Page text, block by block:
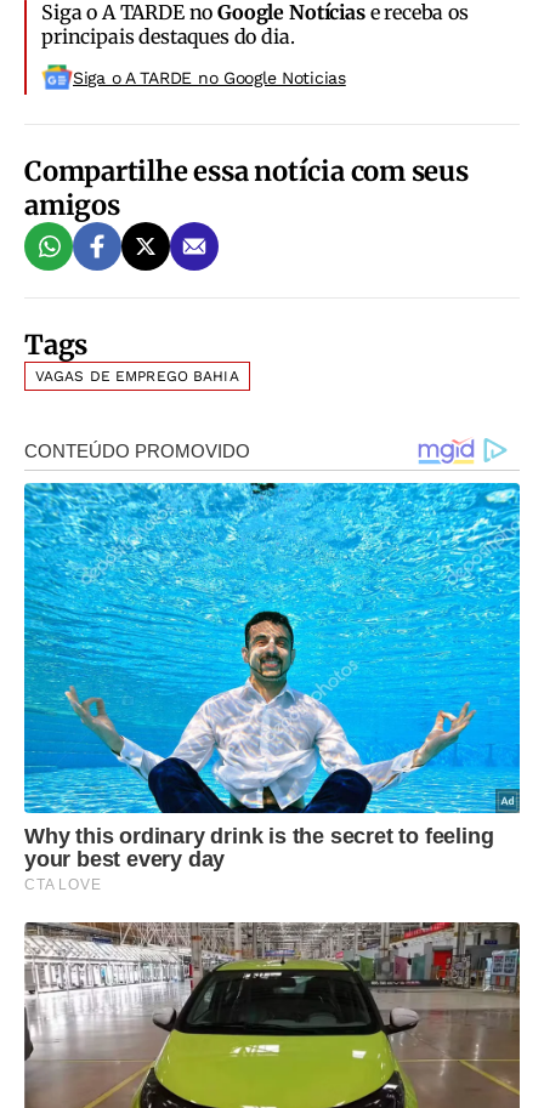
Siga o A TARDE noGoogle Notíciase receba os
principais destaques do dia.
Siga o A TARDE no Google Noticias
Compartilhe essa notícia com seus
amigos
Tags
VAGAS DE EMPREGO BAHIA